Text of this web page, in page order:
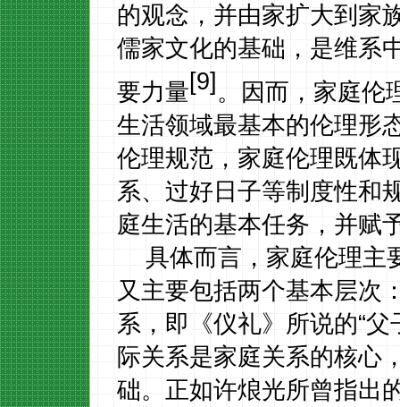
的观念，并由家扩大到家
儒家文化的基础，是维系
要力量[9]。因而，家庭伦
生活领域最基本的伦理形
伦理规范，家庭伦理既体
系、过好日子等制度性和
庭生活的基本任务，并赋
具体而言，家庭伦理主
又主要包括两个基本层次
系，即《仪礼》所说的“
际关系是家庭关系的核心
础。正如许烺光所曾指出